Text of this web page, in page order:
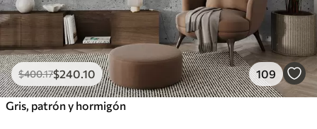
$400.17$240 .10 109
Gris, patrón y hormigón